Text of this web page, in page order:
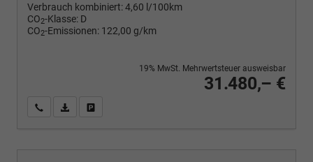
Verbrauch kombiniert:4,60 l/100km
CO2-Klasse: D
CO2-Emissionen: 122,00 g/km
31.480,– €
19% MwSt. Mehrwertsteuer ausweisbar
Wir rufen Sie anPDF-Fahrzeugexposé drucken